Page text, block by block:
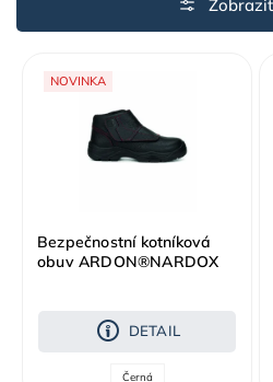
NOVINKA
Bezpečnostní kotníková
obuv ARDON®NARDOX
DETAIL
Černá